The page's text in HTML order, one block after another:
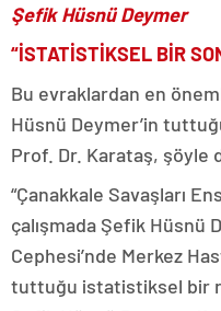
Şefik Hüsnü Deymer
“İSTATİSTİKSEL BİR
Bu evraklardan en
Hüsnü Deymer’in
Prof. Dr. Karataş, şöyle
“Çanakkale Savaşları
çalışmada Şefik Hüsnü
Cephesi’nde Merkez
tuttuğu istatistiksel bir